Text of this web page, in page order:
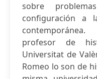
sobre
configuración a
profesor de
Universitat de
Romeo lo son de